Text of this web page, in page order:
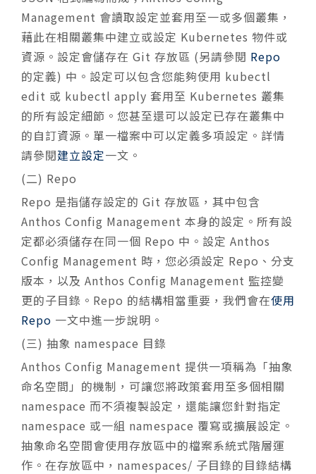
Management 會讀取設定並套用至一或多個叢集，
藉此在相關叢集中建立或設定 Kubernetes 物件或
資源。設定會儲存在 Git 存放區 (另請參閱 Repo
的定義) 中。設定可以包含您能夠使用 kubectl
edit 或 kubectl apply 套用至 Kubernetes 叢集
的所有設定細節。您甚至還可以設定已存在叢集中
的自訂資源。單一檔案中可以定義多項設定。詳情
請參閱建立設定一文。
(二) Repo
Repo 是指儲存設定的 Git 存放區，其中包含
Anthos Config Management 本身的設定。所有設
定都必須儲存在同一個 Repo 中。設定 Anthos
Config Management 時，您必須設定 Repo、分支
版本，以及 Anthos Config Management 監控變
更的子目錄。Repo 的結構相當重要，我們會在使用
Repo 一文中進一步說明。
(三) 抽象 namespace 目錄
Anthos Config Management 提供一項稱為「抽象
命名空間」的機制，可讓您將政策套用至多個相關
namespace 而不須複製設定，還能讓您針對指定
namespace 或一組 namespace 覆寫或擴展設定。
抽象命名空間會使用存放區中的檔案系統式階層運
作。在存放區中，namespaces/ 子目錄的目錄結構